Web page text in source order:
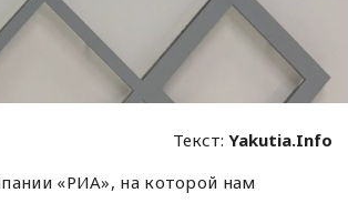
Текст:Yakutia.Info
«РИА», на которой нам